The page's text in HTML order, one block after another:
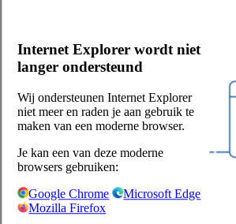
Internet Explorer wordt niet
langer ondersteund
Wij ondersteunen Internet Explorer
niet meer en raden je aan gebruik te
maken van een moderne browser.
Je kan een van deze moderne
browsers gebruiken:
Google Chrome
Microsoft Edge
Mozilla Firefox
Merk
Ad van Geloven
Productbeschrijving
De Ad van Geloven Kalfsvleeskroket is
kalfsvlees in een zacht gekruide smeuïge
krokante korst. Voor de echte fijnproever!
Voedingswaarden per 100 g:
energie - kj
935 kJ
energie - kcal